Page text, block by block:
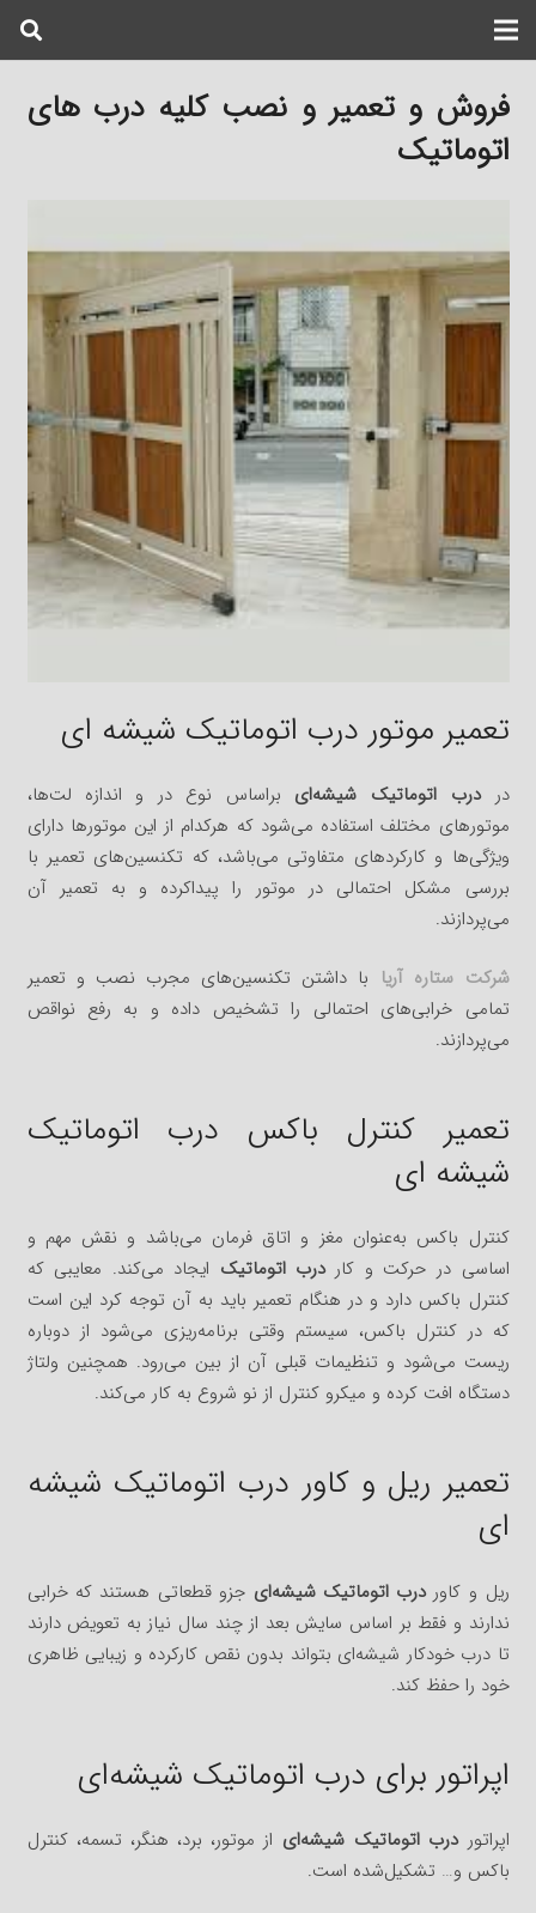
فروش و تعمیر و نصب کلیه درب های
اتوماتیک
تعمیر موتور درب اتوماتیک شیشه ای
در درب اتوماتیک شیشه‌ای براساس نوع در و اندازه لت‌ها،
موتورهای مختلف استفاده می‌شود که هرکدام از این موتورها دارای
ویژگی‌ها و کارکردهای متفاوتی می‌باشد، که تکنسین‌های تعمیر با
بررسی مشکل احتمالی در موتور را پیداکرده و به تعمیر آن
می‌پردازند.
شرکت ستاره آریا با داشتن تکنسین‌های مجرب نصب و تعمیر
تمامی خرابی‌های احتمالی را تشخیص داده و به رفع نواقص
می‌پردازند.
تعمیر کنترل باکس درب اتوماتیک
شیشه ای
کنترل باکس به‌عنوان مغز و اتاق فرمان می‌باشد و نقش مهم و
اساسی در حرکت و کاردرب اتوماتیک ایجاد می‌کند. معایبی که
کنترل باکس دارد و در هنگام تعمیر باید به آن توجه کرد این است
که در کنترل باکس، سیستم وقتی برنامه‌ریزی می‌شود از دوباره
ریست می‌شود و تنظیمات قبلی آن از بین می‌رود. همچنین ولتاژ
دستگاه افت کرده و میکرو کنترل از نو شروع به کار می‌کند.
تعمیر ریل و کاور درب اتوماتیک شیشه
ای
ریل و کاوردرب اتوماتیک شیشه‌ای جزو قطعاتی هستند که خرابی
ندارند و فقط بر اساس سایش بعد از چند سال نیاز به تعویض دارند
تا درب خودکار شیشه‌ای بتواند بدون نقص کارکرده و زیبایی ظاهری
خود را حفظ کند.
اپراتور برای درب اتوماتیک شیشه‌ای
اپراتور درب اتوماتیک شیشه‌ای از موتور، برد، هنگر، تسمه، کنترل
باکس و… تشکیل‌شده است.